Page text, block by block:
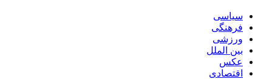
سیاسی
فرهنگی
ورزشی
بین الملل
عکس
اقتصادی